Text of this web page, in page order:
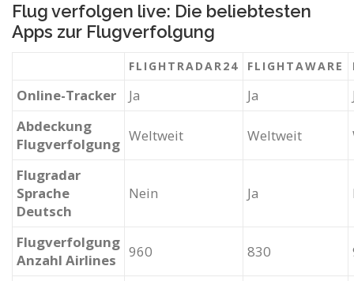
Flug verfolgen live: Die beliebtesten
Apps zur Flugverfolgung
FLIGHTRADAR24 FLIGHTAWARE
Online-Tracker Ja Ja
Abdeckung
Flugverfolgung Weltweit Weltweit
Flugradar
Sprache
Deutsch
Nein Ja
Flugverfolgung
Anzahl Airlines
960 830